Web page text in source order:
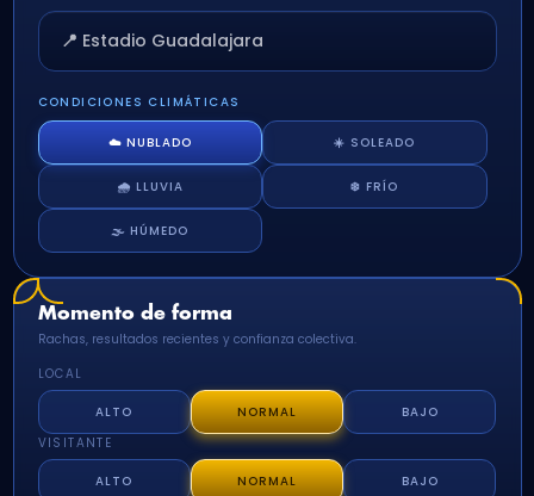
📍 Estadio Guadalajara
CONDICIONES CLIMÁTICAS
☁️ NUBLADO ☀️ SOLEADO
🌧️ LLUVIA ❄️ FRÍO
🌫️ HÚMEDO
Momento de forma
Rachas, resultados recientes y confianza colectiva.
LOCAL
ALTO NORMAL
BAJO
VISITANTE
ALTO NORMAL BAJO